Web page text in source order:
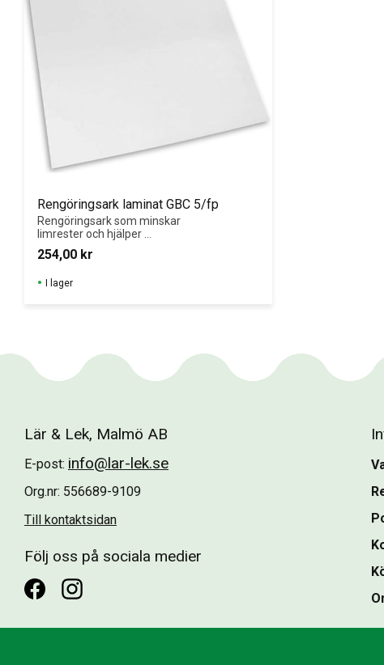
Rengöringsark laminat GBC 5/fp
Rengöringsark som minskar
limrester och hjälper
lamineringsmaskinen att
fungera smidigt.
254,00 kr
I lager
Lär & Lek, Malmö AB
E-post: info@lar-lek.se
Org.nr: 556689-9109
Till kontaktsidan
Följ oss på sociala medier